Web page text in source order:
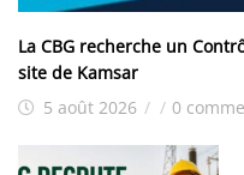
La CBG recherche un
site de Kamsar
5 août 2026 / / 0